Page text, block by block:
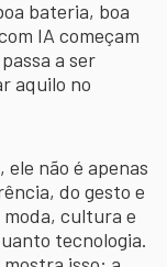
bateria, boa
IA começam
a ser
aquilo no
não é apenas
do gesto e
cultura e
tecnologia.